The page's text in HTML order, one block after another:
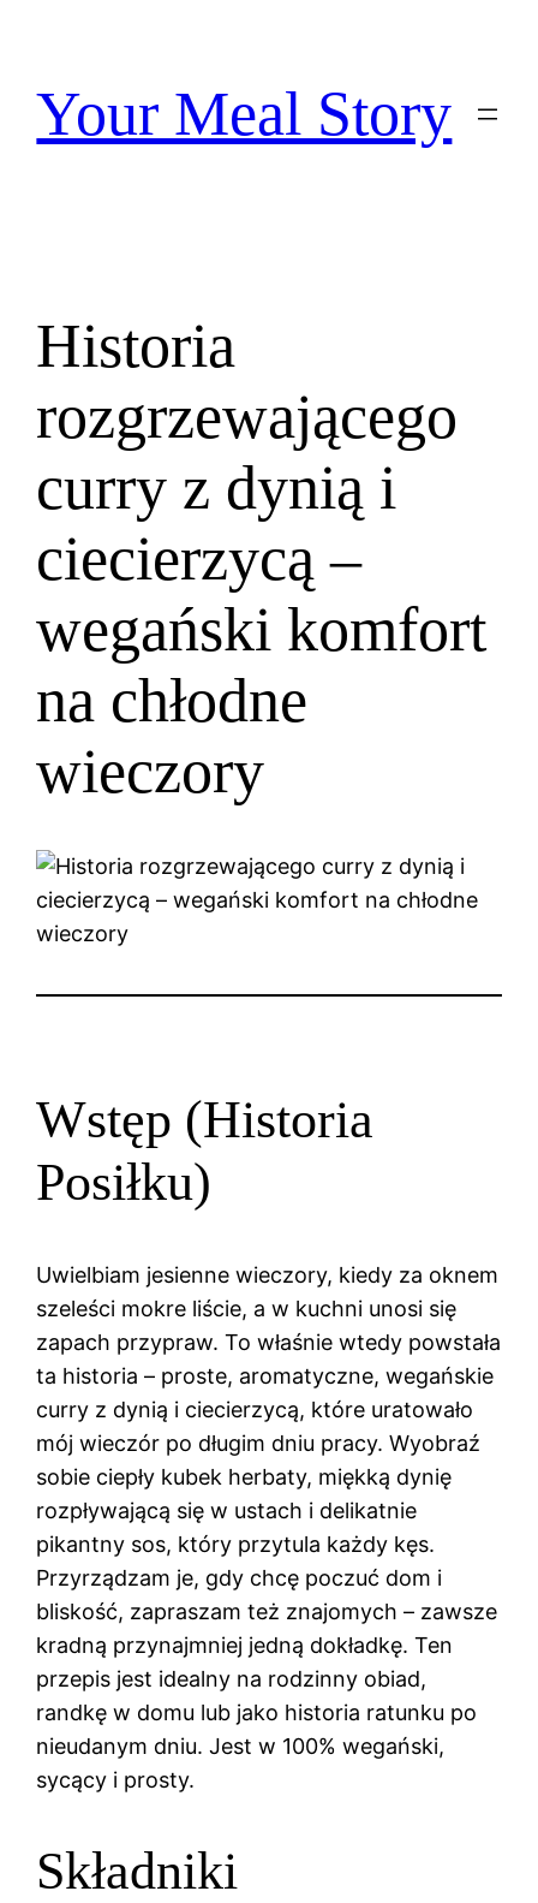
treściYour Meal Story
Historia
rozgrzewającego
curry z dynią i
ciecierzycą –
wegański komfort
na chłodne
wieczory
Wstęp (Historia
Posiłku)
Uwielbiam jesienne wieczory, kiedy za oknem
szeleści mokre liście, a w kuchni unosi się
zapach przypraw. To właśnie wtedy powstała
ta historia – proste, aromatyczne, wegańskie
curry z dynią i ciecierzycą, które uratowało
mój wieczór po długim dniu pracy. Wyobraź
sobie ciepły kubek herbaty, miękką dynię
rozpływającą się w ustach i delikatnie
pikantny sos, który przytula każdy kęs.
Przyrządzam je, gdy chcę poczuć dom i
bliskość, zapraszam też znajomych – zawsze
kradną przynajmniej jedną dokładkę. Ten
przepis jest idealny na rodzinny obiad,
randkę w domu lub jako historia ratunku po
nieudanym dniu. Jest w 100% wegański,
sycący i prosty.
Składniki